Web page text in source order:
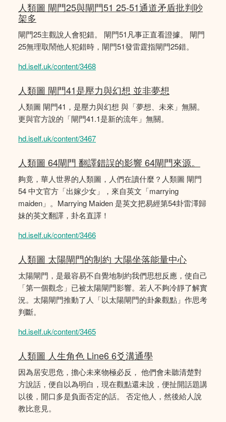
人類圖 閘門25與閘門51 25-51通道矛盾批判吵
架多
閘門25主觀說人會犯錯。 閘門51凡事正直看證據。 閘門
25無理取鬧他人犯錯時，閘門51發雷霆指閘門25錯。
hd.iself.uk/content/3468
人類圖 閘門41是壓力與幻想 並非夢想
人類圖 閘門41，是壓力與幻想 與「夢想、未來」無關。
更與官方說的「閘門41.1是新的流年」無關。
hd.iself.uk/content/3467
人類圖 64閘門 翻譯錯誤的影響 64閘門來源。
夠竟，華人世界的人類圖，人們在讀什麼？人類圖 閘門
54 中文官方「出嫁少女」，來自英文「marrying
maiden」。Marrying Maiden 是英文把易經第54卦雷澤歸
妹的英文翻譯，卦名直譯！
hd.iself.uk/content/3466
人類圖 太陽閘門的制約 大陽坐落能量中心
太陽閘門，是最容易不自覺地制約我們思想反應，使自己
「第一個觀念」已被太陽閘門影響。若人不夠冷靜了解實
況。太陽閘門推動了人「以太陽閘門的卦象觀點」作思考
判斷。
hd.iself.uk/content/3465
人類圖 人生角色 Line6 6爻溝通學
因為居安思危，擔心未來物極必反， 他們會未聽清楚對
方說話，便自以為明白，現在觀點還未說，便扯開話題講
以後，開口多是負面否定的話。 否定他人，然後給人說
教比意見。